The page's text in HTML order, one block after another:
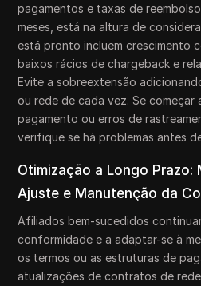
pagamentos e taxas de
meses, está na altura de
está pronto incluem crescimento
baixos rácios de chargeback e
Evite a sobreextensão
ou rede de cada vez. Se começar
pagamento ou erros de
verifique se há problemas antes
Otimização a Longo Prazo:
Ajuste e Manutenção da
Afiliados bem-sucedidos
conformidade e a adaptar-se à
os termos ou as estruturas de
atualizações de contratos de